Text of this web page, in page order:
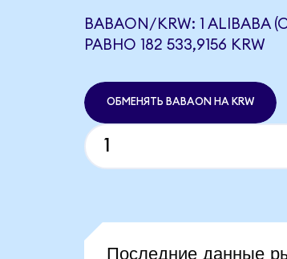
BABAON/KRW: 1 ALIBABA
РАВНО 182 533,9156 KRW
ОБМЕНЯТЬ BABAON НА KRW
Последние